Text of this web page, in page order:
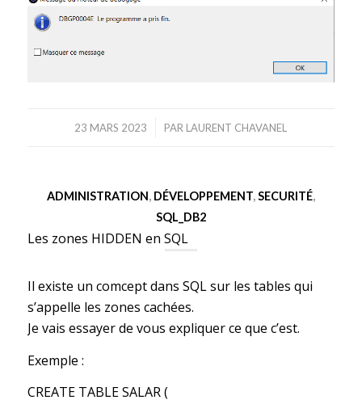
23 MARS 2023
/ PAR LAURENT CHAVANEL
ADMINISTRATION, DÉVELOPPEMENT,SECURITÉ,
SQL_DB2
Les zones HIDDEN en SQL
Il existe un comcept dans SQL sur les tables qui
s’appelle les zones cachées.
Je vais essayer de vous expliquer ce que c’est.
Exemple :
CREATE TABLE SALAR (